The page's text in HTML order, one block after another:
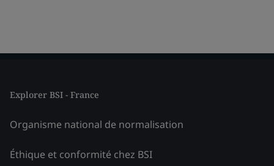
Explorer BSI - France
Organisme national de normalisation
Éthique et conformité chez BSI